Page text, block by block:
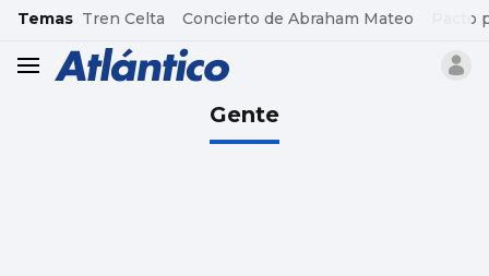
common.go-to-content
Temas Tren Celta Concierto de Abraham Mateo Pacto
header.menu.open
Gente